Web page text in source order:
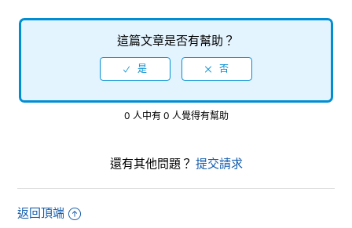
【Xbox Series X|S/Xbox One/人中之龍８外傳 Pirates in
Hawaii】請告知製作的儲存檔案所需的必要容量。
【Xbox Series X|S/Xbox One/人中之龍８外傳 Pirates in
Hawaii】DLC可以在Xbox Series X|S與 Xbox One之間共享
【Xbox Series X|S/Xbox One/人中之龍８外傳 Pirates in
Hawaii】是否具有與該系列其他作品、其他平台軟體或其他媒
這篇文章是否有幫助？
0 人中有 0 人覺得有幫助
還有其他問題？ 提交請求
返回頂端